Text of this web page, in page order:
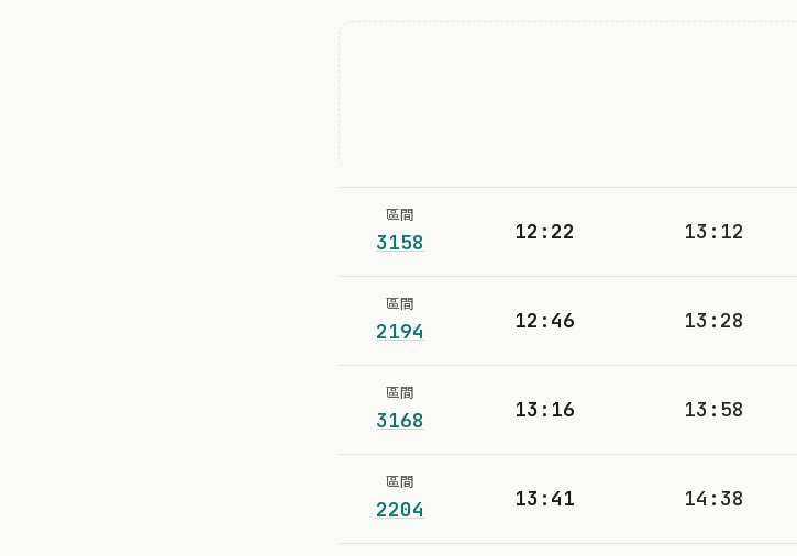
區間
3158 12:22 13:12
區間
2194 12:46 13:28
區間
3168 13:16 13:58
區間
2204 13:41 14:38